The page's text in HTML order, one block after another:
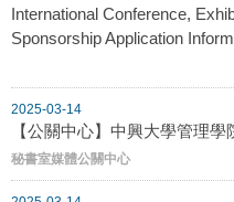
International Conference,
Sponsorship Application
2025-03-14
【公關中心】中興大學管理
秘書室媒體公關中心